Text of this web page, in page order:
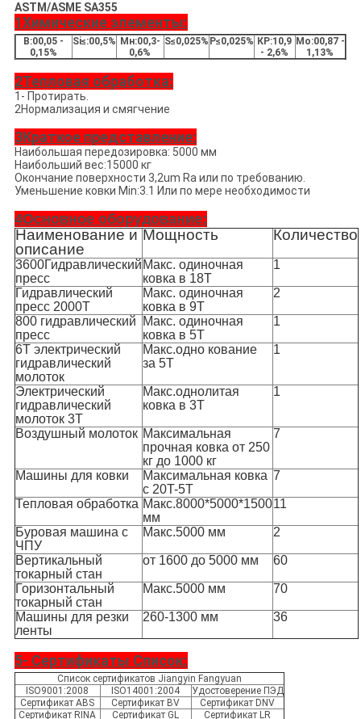
ASTM/ASME SA355
1Химические элементы:
В:00,05 -
0,15%
Si≤:00,5% Мн:00,3-
0,6%
S≤0,025% P≤0,025% КР:10,9
- 2,6%
Мо:00,87 -
1,13%
2Тепловая обработка:
1- Протирать.
2Нормализация и смягчение
3Краткое представление:
Наибольшая передозировка: 5000 мм
Наибольший вес:15000 кг
Окончание поверхности 3,2um Ra или по требованию.
Уменьшение ковки Min:3.1 Или по мере необходимости
4Основное оборудование:
Наименование и
описание
Мощность Количество
3600Гидравлический
пресс
Макс. одиночная
ковка в 18T
1
Гидравлический
пресс 2000T
Макс. одиночная
ковка в 9T
2
800 гидравлический
пресс
Макс. одиночная
ковка в 5T
1
6Т электрический
гидравлический
молоток
Макс.одно кование
за 5T
1
Электрический
гидравлический
молоток 3T
Макс.однолитая
ковка в 3T
1
Воздушный молоток Максимальная
прочная ковка от 250
кг до 1000 кг
7
Машины для ковки
Максимальная ковка
с 20T-5T
7
Тепловая обработка Макс.8000*5000*1500
мм
11
Буровая машина с
ЧПУ
Макс.5000 мм 2
Вертикальный
токарный стан
от 1600 до 5000 мм 60
Горизонтальный
токарный стан
Макс.5000 мм 70
Машины для резки
ленты
260-1300 мм 36
5- Сертификаты Список:
Список сертификатов Jiangyin Fangyuan
ISO9001:2008
ISO14001:2004
Удостоверение ПЭД
Сертификат ABS
Сертификат BV
Сертификат DNV
Сертификат RINA
Сертификат GL Сертификат LR